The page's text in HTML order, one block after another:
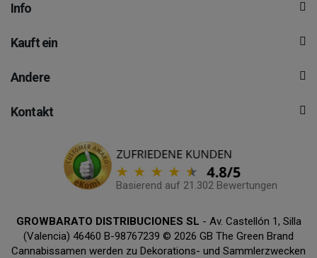
Info
Kauft ein
Andere
Kontakt
Basierend auf 21.302 Bewertungen
GROWBARATO DISTRIBUCIONES SL - Av. Castellón 1, Silla
(Valencia) 46460 B-98767239 © 2026 GB The Green Brand
Cannabissamen werden zu Dekorations- und Sammlerzwecken